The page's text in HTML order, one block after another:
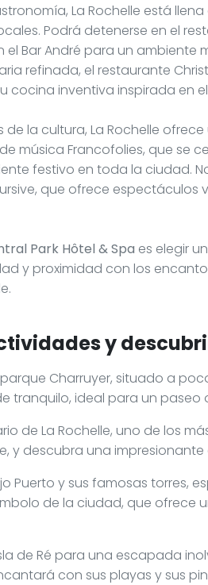
La Rochelle está
Podrá detenerse en el
el Bar André para un ambiente
refinada, el restaurante
cocina inventiva inspirada en
de la cultura, La Rochelle
música Francofolies, que se
festivo en toda la ciudad.
que ofrece
Park Hôtel & Spa es elegir
y proximidad con los
y
Charruyer, situado a
tranquilo, ideal para un paseo
de La Rochelle, uno de los
y descubra una
Puerto y sus famosas torres,
de la ciudad, que ofrece
de Ré para una escapada
con sus playas y sus